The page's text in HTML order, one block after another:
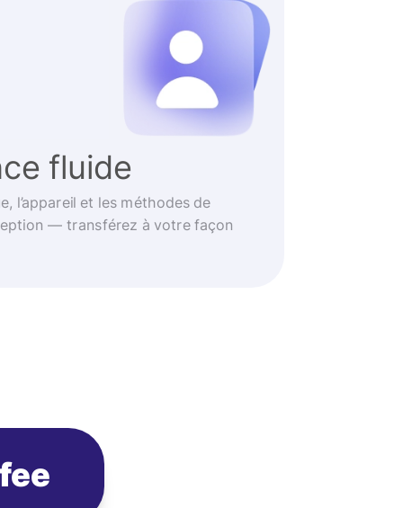
fluide
l’appareil et les méthodes de
— transférez à votre façon